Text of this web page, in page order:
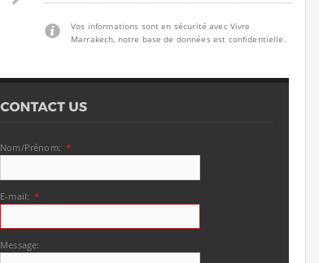
Vos informations sont en sécurité avec Vivre
Marrakech, notre base de données est confidentielle.
Nom/Prénom: *
E-mail: *
Message: